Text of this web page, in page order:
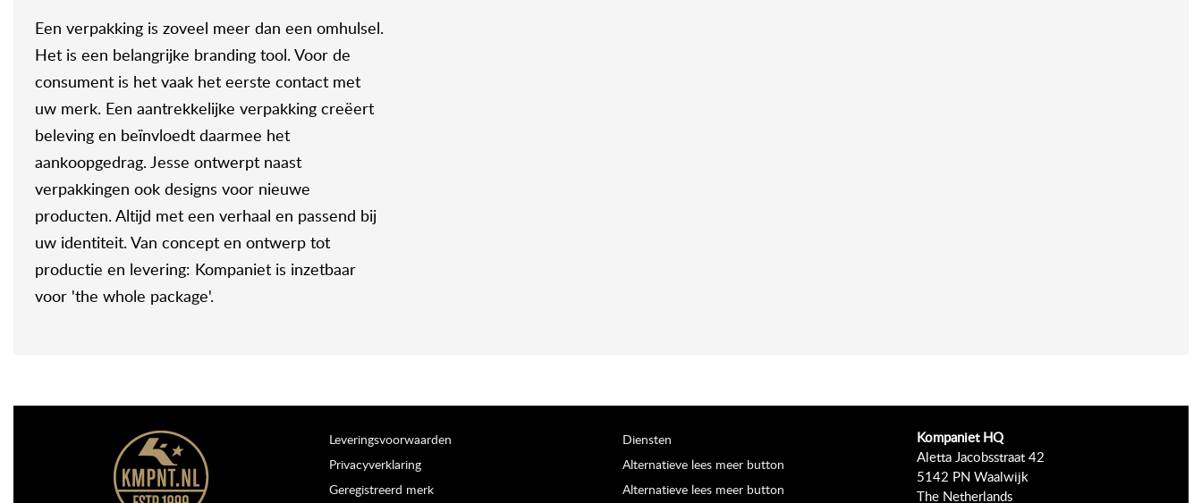
Een verpakking is zoveel meer dan een omhulsel.
Het is een belangrijke branding tool. Voor de
consument is het vaak het eerste contact met
uw merk. Een aantrekkelijke verpakking creëert
beleving en beïnvloedt daarmee het
aankoopgedrag. Jesse ontwerpt naast
verpakkingen ook designs voor nieuwe
producten. Altijd met een verhaal en passend bij
uw identiteit. Van concept en ontwerp tot
productie en levering: Kompaniet is inzetbaar
voor 'the whole package'.
Leveringsvoorwaarden
Privacyverklaring
Geregistreerd merk
Diensten
Alternatieve lees meer button
Alternatieve lees meer button
Kompaniet HQ
Aletta Jacobsstraat 42
5142 PN Waalwijk
The Netherlands